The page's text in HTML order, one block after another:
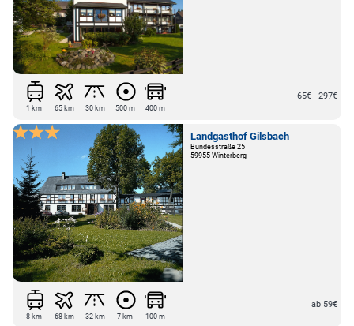
1 km 65 km 30 km 500 m 400 m
65€ - 297€
Landgasthof Gilsbach
Bundesstraße 25
59955 Winterberg
8 km 68 km 32 km 7 km 100 m
ab 59€